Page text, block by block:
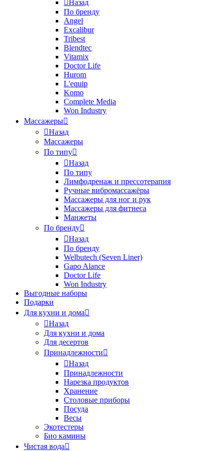
Назад
По бренду
Angel
Excalibur
Tribest
Blendtec
Vitamix
Doctor Life
Hurom
L'equip
Komo
Complete Media
Won Industry
Массажеры
Назад
Массажеры
По типу
Назад
По типу
Лимфодренаж и прессотерапия
Ручные вибромассажёры
Массажеры для ног и рук
Массажеры для фитнеса
Манжеты
По бренду
Назад
По бренду
Welbutech (Seven Liner)
Gapo Alance
Doctor Life
Won Industry
Выгодные наборы
Подарки
Для кухни и дома
Назад
Для кухни и дома
Для десертов
Принадлежности
Назад
Принадлежности
Нарезка продуктов
Хранение
Столовые приборы
Посуда
Весы
Экотестеры
Био камины
Чистая вода